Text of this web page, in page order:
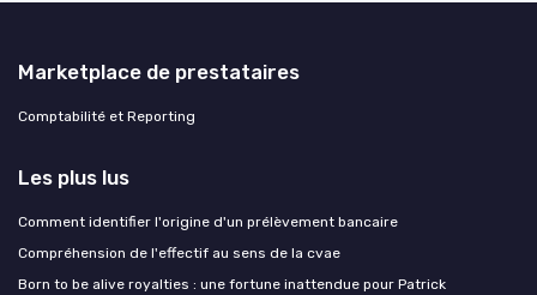
Marketplace de prestataires
Comptabilité et Reporting
Les plus lus
Comment identifier l'origine d'un prélèvement bancaire
Compréhension de l'effectif au sens de la cvae
Born to be alive royalties : une fortune inattendue pour Patrick